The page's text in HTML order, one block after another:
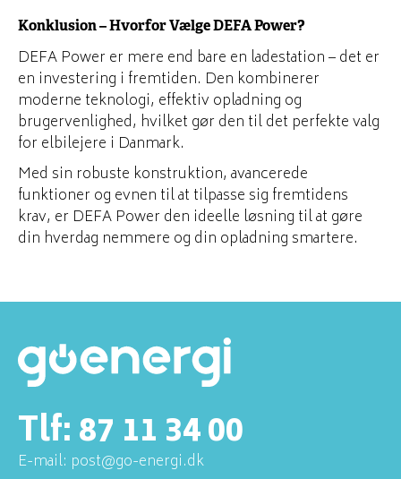
Konklusion – Hvorfor Vælge DEFA Power?
DEFA Power er mere end bare en ladestation – det er
en investering i fremtiden. Den kombinerer
moderne teknologi, effektiv opladning og
brugervenlighed, hvilket gør den til det perfekte valg
for elbilejere i Danmark.
Med sin robuste konstruktion, avancerede
funktioner og evnen til at tilpasse sig fremtidens
krav, er DEFA Power den ideelle løsning til at gøre
din hverdag nemmere og din opladning smartere.
Tlf:87 11 34 00
E-mail: post@go-energi.dk